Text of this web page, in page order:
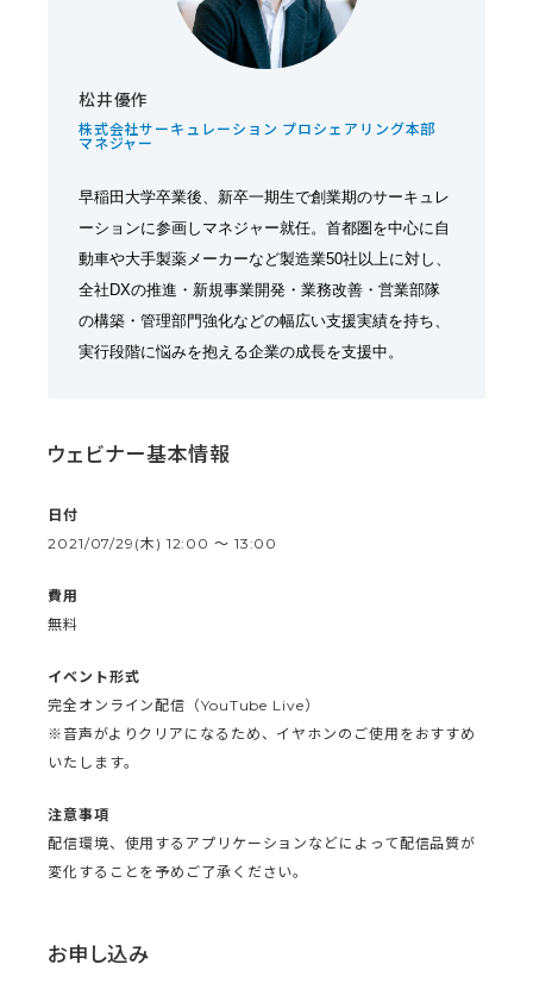
松井優作
株式会社サーキュレーション プロシェアリング本部
マネジャー
早稲田大学卒業後、新卒一期生で創業期のサーキュレ
ーションに参画しマネジャー就任。首都圏を中心に自
動車や大手製薬メーカーなど製造業50社以上に対し、
全社DXの推進・新規事業開発・業務改善・営業部隊
の構築・管理部門強化などの幅広い支援実績を持ち、
実行段階に悩みを抱える企業の成長を支援中。
ウェビナー基本情報
日付
2021/07/29(木) 12:00 ～ 13:00
費用
無料
イベント形式
完全オンライン配信（YouTube Live）
※音声がよりクリアになるため、イヤホンのご使用をおすすめ
いたします。
注意事項
配信環境、使用するアプリケーションなどによって配信品質が
変化することを予めご了承ください。
お申し込み